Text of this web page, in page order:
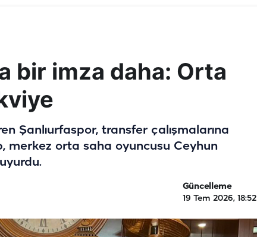
bir imza daha: Orta
Şanlıurfaspor, transfer çalışmalarına
merkez orta saha oyuncusu Ceyhun
Güncelleme
19 Tem 2026, 18:52